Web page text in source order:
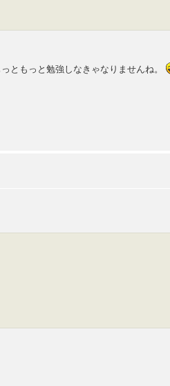
ともっと勉強しなきゃなりませんね。